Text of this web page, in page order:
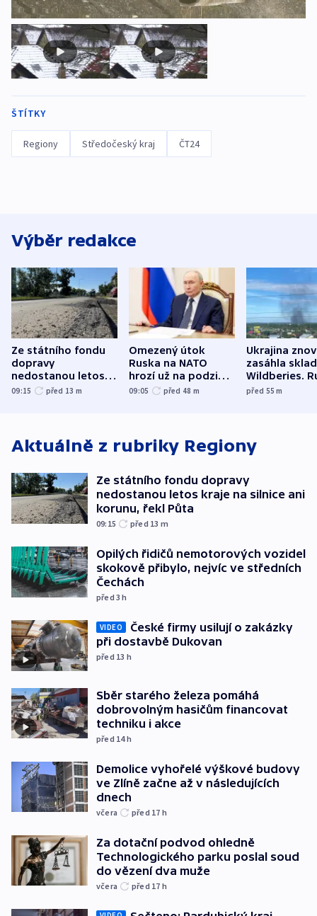
ŠTÍTKY
Regiony Středočeský kraj ČT24
Výběr redakce
Ze státního fondu
dopravy
nedostanou letos
kraje na silnice ani
09:15 před 13 m
Omezený útok
Ruska na NATO
hrozí už na podzim,
varují tajné služby
09:05 před 48 m
Ukrajina
zasáhla
Wildberies.
útočili v
před 55m
Aktuálně z rubriky Regiony
Ze státního fondu dopravy
nedostanou letos kraje na silnice ani
korunu, řekl Půta
09:15 před 13 m
Opilých řidičů nemotorových vozidel
skokově přibylo, nejvíc ve středních
Čechách
před 3h
VIDEO
České firmy usilují o zakázky
při dostavbě Dukovan
před 13 h
Sběr starého železa pomáhá
dobrovolným hasičům financovat
techniku i akce
před 14h
Demolice vyhořelé výškové budovy
ve Zlíně začne až v následujících
dnech
včera před 17 h
Za dotační podvod ohledně
Technologického parku poslal soud
do vězení dva muže
včera před 17 h